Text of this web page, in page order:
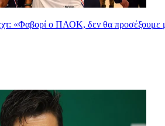
«Φαβορί ο ΠΑΟΚ, δεν θα προσέξουμε